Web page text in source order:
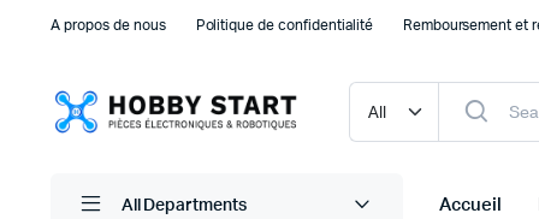
A propos de nous Politique de confidentialité Remboursement et
All Departments Accueil